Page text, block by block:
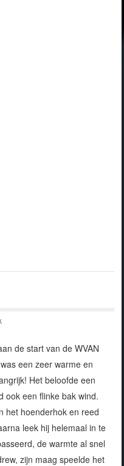
de start van de WVAN
een zeer warme en
Het beloofde een
ook een flinke bak wind.
het hoenderhok en reed
leek hij helemaal in te
de warmte al snel
zijn maag speelde het